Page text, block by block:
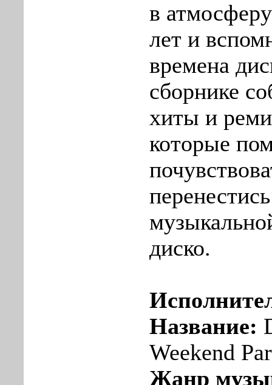
в
лет и
времена
сборнике
хиты и
которые
диско.
Название:
Weekend
Жанр